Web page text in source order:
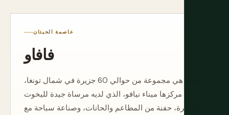
عاصمة الحيتان
فافاو
فافاو هي مجموعة من حوالي 60 جزيرة في شمال تونغا،
مركزها ميناء نيافو، الذي لديه مرساة جيدة لليخوت
الزائرة، حفنة من المطاعم والحانات، وصناعة سباحة مع